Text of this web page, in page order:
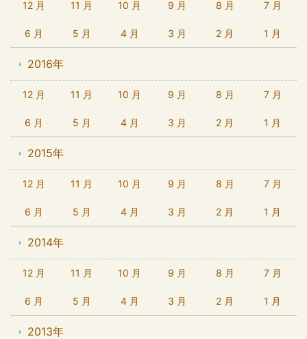
12 月 11 月 10 月 9 月 8 月 7 月
6 月 5 月 4 月 3 月 2 月 1 月
2016年
12 月 11 月 10 月 9 月 8 月 7 月
6 月 5 月 4 月 3 月 2 月 1 月
2015年
12 月 11 月 10 月 9 月 8 月 7 月
6 月 5 月 4 月 3 月 2 月 1 月
2014年
12 月 11 月 10 月 9 月 8 月 7 月
6 月 5 月 4 月 3 月 2 月 1 月
2013年